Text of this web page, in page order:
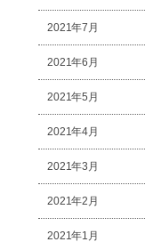
2021年7月
2021年6月
2021年5月
2021年4月
2021年3月
2021年2月
2021年1月